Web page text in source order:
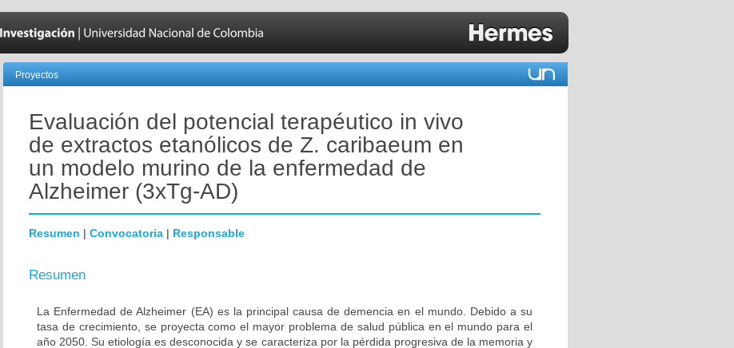
Proyectos
Evaluación del potencial terapéutico in vivo
de extractos etanólicos de Z. caribaeum en
un modelo murino de la enfermedad de
Alzheimer (3xTg-AD)
Resumen | Convocatoria | Responsable
Resumen
La Enfermedad de Alzheimer (EA) es la principal causa de demencia en el mundo. Debido a su
tasa de crecimiento, se proyecta como el mayor problema de salud pública en el mundo para el
año 2050. Su etiología es desconocida y se caracteriza por la pérdida progresiva de la memoria y